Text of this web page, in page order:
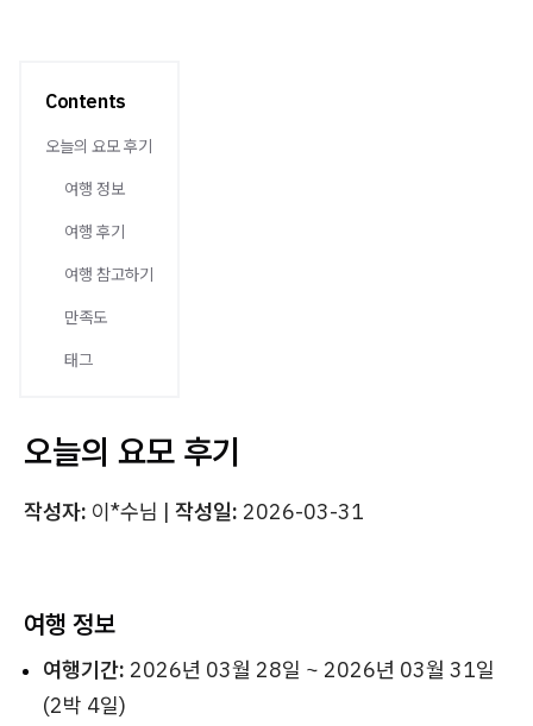
Contents
오늘의 요모 후기
여행 정보
여행 후기
여행 참고하기
만족도
태그
오늘의 요모 후기
작성자: 이*수님 | 작성일: 2026-03-31
여행 정보
여행기간: 2026년 03월 28일 ~ 2026년 03월 31일
(2박 4일)